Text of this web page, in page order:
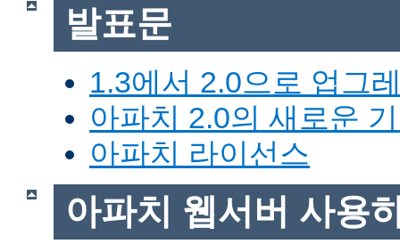
발표문
1.3에서 2.0으로 업그
아파치 2.0의 새로운
아파치 라이선스
아파치 웹서버 사용